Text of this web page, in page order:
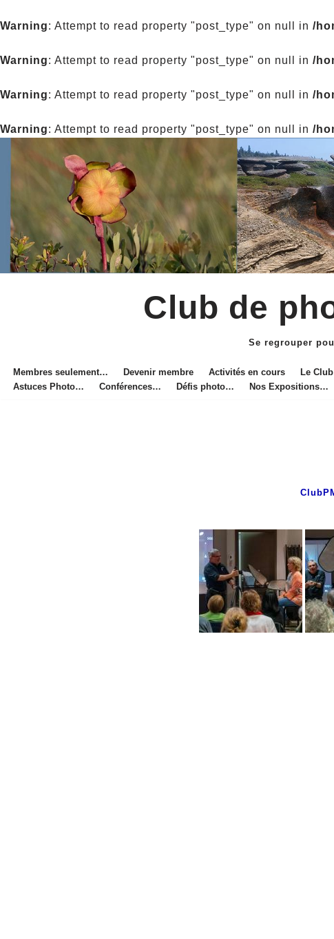
Warning: Attempt to read property "post_type" on null in /
Warning: Attempt to read property "post_type" on null in /
Warning: Attempt to read property "post_type" on null in /
Warning: Attempt to read property "post_type" on null in /
Club de
Se regrouper
Membres seulement… Devenir membre Activités en cours Le
Astuces Photo…
Conférences… Défis photo… Nos Expositions…